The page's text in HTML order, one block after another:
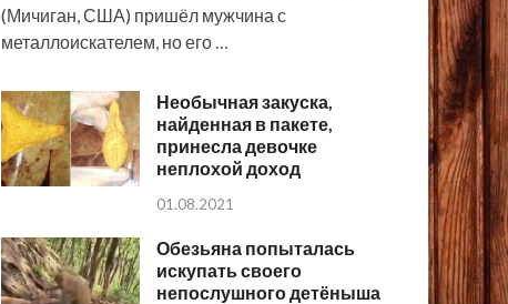
(Мичиган, США) пришёл мужчина с
металлоискателем, но его …
Необычная закуска,
найденная в пакете,
принесла девочке
неплохой доход
01.08.2021
Обезьяна попыталась
искупать своего
непослушного детёныша